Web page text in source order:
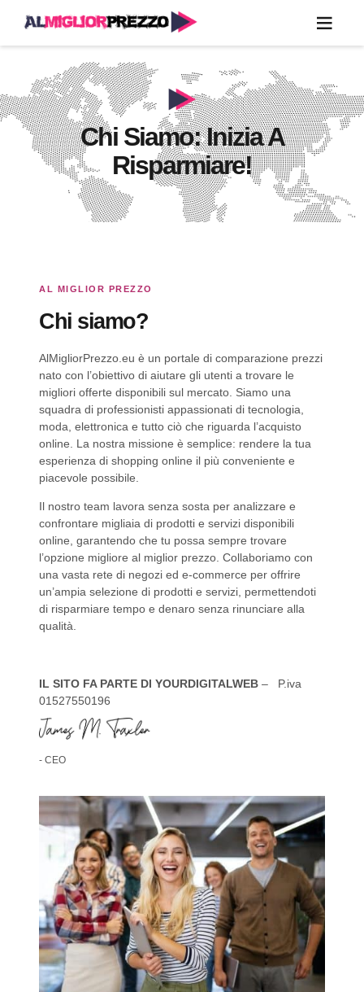
Chi Siamo: Inizia A
Risparmiare!
AL MIGLIOR PREZZO
Chi siamo?
AlMigliorPrezzo.eu è un portale di comparazione prezzi
nato con l’obiettivo di aiutare gli utenti a trovare le
migliori offerte disponibili sul mercato. Siamo una
squadra di professionisti appassionati di tecnologia,
moda, elettronica e tutto ciò che riguarda l’acquisto
online. La nostra missione è semplice: rendere la tua
esperienza di shopping online il più conveniente e
piacevole possibile.
Il nostro team lavora senza sosta per analizzare e
confrontare migliaia di prodotti e servizi disponibili
online, garantendo che tu possa sempre trovare
l’opzione migliore al miglior prezzo. Collaboriamo con
una vasta rete di negozi ed e-commerce per offrire
un’ampia selezione di prodotti e servizi, permettendoti
di risparmiare tempo e denaro senza rinunciare alla
qualità.
IL SITO FA PARTE DI YOURDIGITALWEB – P.iva
01527550196
- CEO